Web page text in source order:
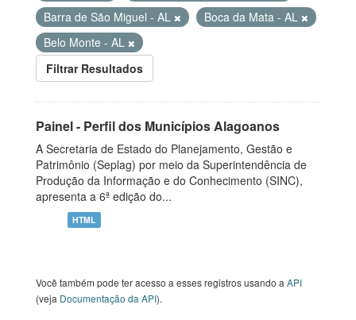
Barra de São Miguel - AL
Boca da Mata - AL
Belo Monte - AL
Filtrar Resultados
Painel - Perfil dos Municípios Alagoanos
A Secretaria de Estado do Planejamento, Gestão e
Patrimônio (Seplag) por meio da Superintendência de
Produção da Informação e do Conhecimento (SINC),
apresenta a 6ª edição do...
HTML
Você também pode ter acesso a esses registros usando a API
(veja Documentação da API).